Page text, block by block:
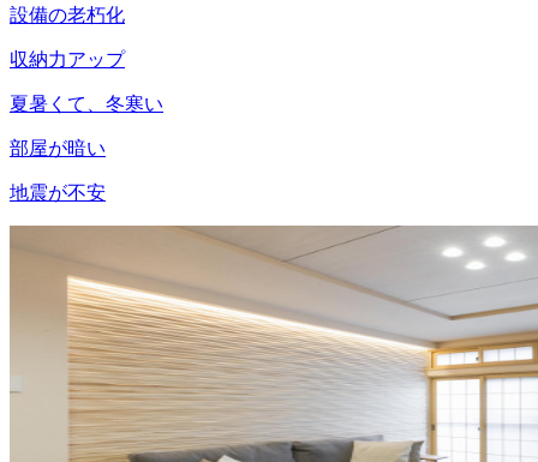
設備の老朽化
収納力アップ
夏暑くて、冬寒い
部屋が暗い
地震が不安